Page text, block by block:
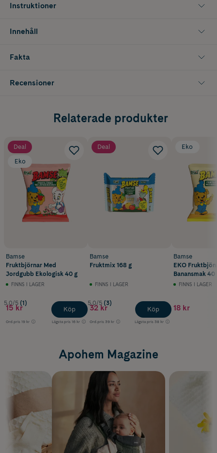
Instruktioner
Innehåll
Fakta
Recensioner
Relaterade produkter
Deal
Eko
Bamse
Fruktbjörnar Med
Jordgubb Ekologisk 40 g
FINNS I LAGER
5.0/5 (1)
15 kr
Ord.pris 19 kr Lägsta pris 16 kr
Köp
Deal
Bamse
Fruktmix 168 g
FINNS I LAGER
5.0/5 (3)
32 kr
Ord.pris 39 kr Lägsta pris 38 kr
Köp
Eko
Bamse
EKO
Banansmak 40
FINNS I LAGER
18 kr
Apohem Magazine